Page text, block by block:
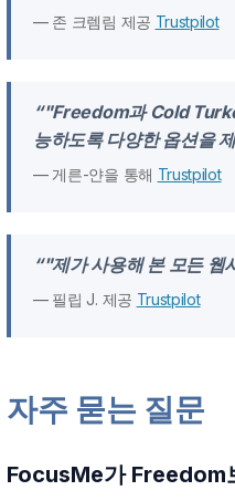
— 존 크렘림 제공 Trustpilot
“"Freedom과 Cold
능하도록 다양한 옵션을
— 게른-얀을 통해 Trustpilot
“"제가 사용해 본 모든
— 필립 J. 제공 Trustpilot
자주 묻는 질문
FocusMe가 Freedom